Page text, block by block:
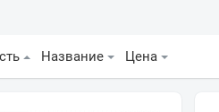
Название Цена